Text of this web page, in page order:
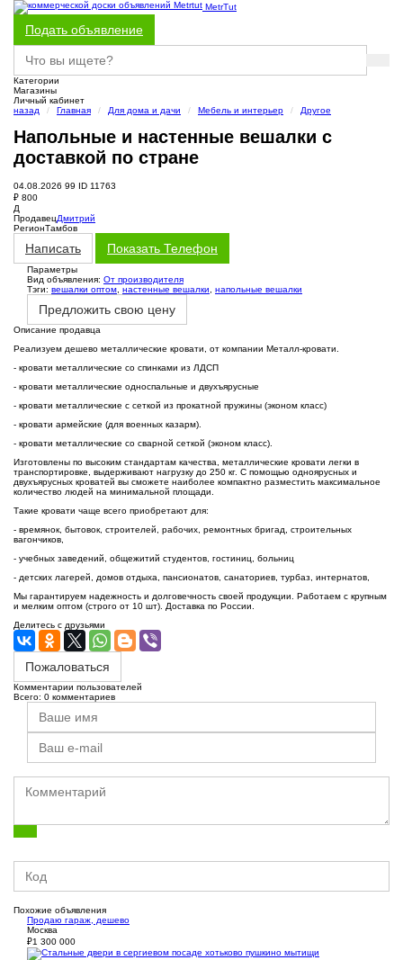
MetrTut
Подать объявление
Категории
Магазины
Личный кабинет
назад
Главная Для дома и дачи Мебель и интерьер Другое
Напольные и настенные вешалки с
доставкой по стране
04.08.2026 99 ID 11763
₽ 800
Д
ПродавецДмитрий
РегионТамбов
Написать Показать Телефон
Параметры
Вид объявления: От производителя
Тэги: вешалки оптом настенные вешалки напольные вешалки
Предложить свою цену
Описание продавца
Реализуем дешево металлические кровати, от компании Металл-кровати.
- кровати металлические со спинками из ЛДСП
- кровати металлические односпальные и двухъярусные
- кровати металлические с сеткой из прокатной пружины (эконом класс)
- кровати армейские (для военных казарм).
- кровати металлические со сварной сеткой (эконом класс).
Изготовлены по высоким стандартам качества, металлические кровати легки в
транспортировке, выдерживают нагрузку до 250 кг. С помощью одноярусных и
двухъярусных кроватей вы сможете наиболее компактно разместить максимальное
количество людей на минимальной площади.
Такие кровати чаще всего приобретают для:
- времянок, бытовок, строителей, рабочих, ремонтных бригад, строительных
вагончиков,
- учебных заведений, общежитий студентов, гостиниц, больниц
- детских лагерей, домов отдыха, пансионатов, санаториев, турбаз, интернатов,
Мы гарантируем надежность и долговечность своей продукции. Работаем с крупным
и мелким оптом (строго от 10 шт). Доставка по России.
Делитесь с друзьями
Пожаловаться
Комментарии пользователей
Всего: 0 комментариев
Похожие объявления
Продаю гараж, дешево
Москва
₽1 300 000